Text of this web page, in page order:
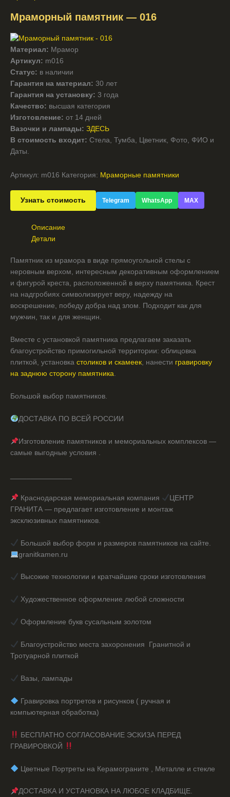
Мраморный памятник — 016
Материал: Мрамор
Артикул: m016
Статус: в наличии
Гарантия на материал: 30 лет
Гарантия на установку: 3 года
Качество: высшая категория
Изготовление: от 14 дней
Вазочки и лампады: ЗДЕСЬ
В стоимость входит: Стела, Тумба, Цветник, Фото, ФИО и
Даты.
Артикул: m016 Категория: Мраморные памятники
Узнать стоимость Telegram WhatsApp MAX
Описание
Детали
Памятник из мрамора в виде прямоугольной стелы с
неровным верхом, интересным декоративным оформлением
и фигурой креста, расположенной в верху памятника. Крест
на надгробиях символизирует веру, надежду на
воскрешение, победу добра над злом. Подходит как для
мужчин, так и для женщин.
Вместе с установкой памятника предлагаем заказать
благоустройство примогильной территории: облицовка
плиткой, установка столиков и скамеек, нанести гравировку
на заднюю сторону памятника.
Большой выбор памятников.
ДОСТАВКА ПО ВСЕЙ РОССИИ
Изготовление памятников и мемориальных комплексов —
самые выгодные условия .
Краснодарская мемориальная компания
ЦЕНТР
ГРАНИТА — предлагает изготовление и монтаж
эксклюзивных памятников.
Большой выбор форм и размеров памятников на сайте.
granitkamen.ru
Высокие технологии и кратчайшие сроки изготовления
Художественное оформление любой сложности
Оформление букв сусальным золотом
Благоустройство места захоронения Гранитной и
Тротуарной плиткой
Вазы, лампады
️ Гравировка портретов и рисунков ( ручная и
компьютерная обработка)
БЕСПЛАТНО СОГЛАСОВАНИЕ ЭСКИЗА ПЕРЕД
ГРАВИРОВКОЙ
️ Цветные Портреты на Керамограните , Металле и стекле
ДОСТАВКА И УСТАНОВКА НА ЛЮБОЕ КЛАДБИЩЕ.